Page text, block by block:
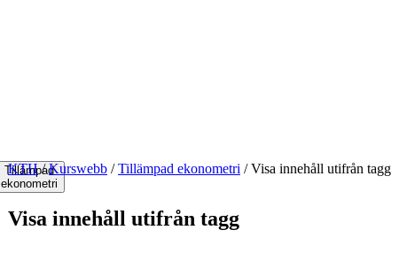
Tillämpad
ekonometri
KTH / Kurswebb / Tillämpad ekonometri /Visa innehåll utifrån tagg
Visa innehåll utifrån tagg